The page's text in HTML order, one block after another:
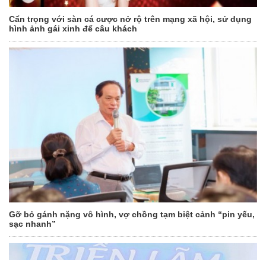
Cẩn trọng với sàn cá cược nở rộ trên mạng xã hội, sử dụng
hình ảnh gái xinh để câu khách
Gỡ bỏ gánh nặng vô hình, vợ chồng tạm biệt cảnh “pin yếu,
sạc nhanh”